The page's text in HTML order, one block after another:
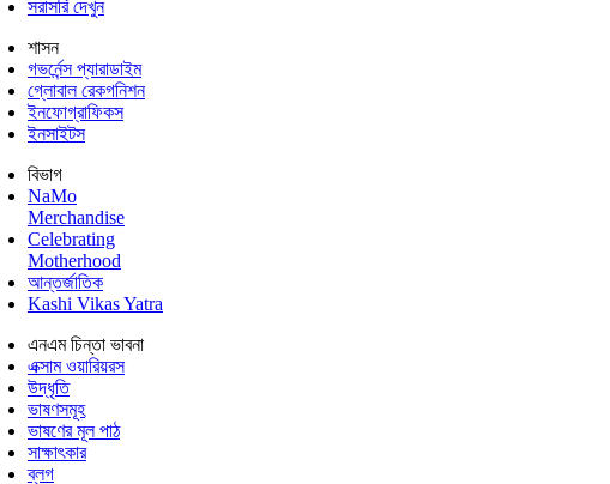
সরাসরি দেখুন
শাসন
গভর্নেন্স প্যারাডাইম
গ্লোবাল রেকগনিশন
ইনফোগ্রাফিকস
ইনসাইটস
বিভাগ
NaMo
Merchandise
Celebrating
Motherhood
আন্তর্জাতিক
Kashi Vikas Yatra
এনএম চিন্তা ভাবনা
এক্সাম ওয়ারিয়রস
উদ্ধৃতি
ভাষণসমূহ
ভাষণের মূল পাঠ
সাক্ষাৎকার
ব্লগ